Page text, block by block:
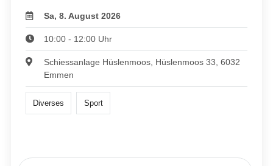
Sa, 8. August 2026
10:00 - 12:00 Uhr
Schiessanlage Hüslenmoos, Hüslenmoos 33, 6032
Emmen
Diverses Sport